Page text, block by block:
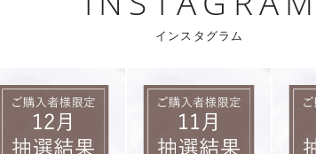
インスタグラム